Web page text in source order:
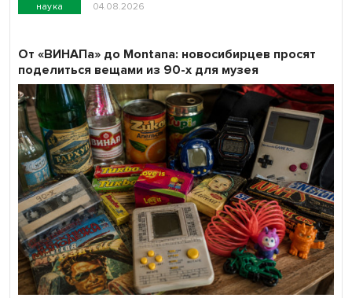
наука 04.08.2026
От «ВИНАПа» до Montana: новосибирцев просят
поделиться вещами из 90-х для музея